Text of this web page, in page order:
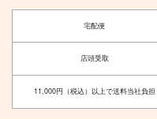
宅配便
店頭受取
11,000円（税込）以上で送料当社負担